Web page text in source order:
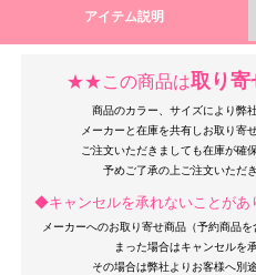
アイテム説明
★★この商品は取り
商品のカラー、サイズにより弊
メーカーと在庫を共有しお取り寄
ご注文いただきましても在庫が確
◆キャンセルを承れないことがあ
メーカーへのお取り寄せ商品（予約商品
まった場合はキャンセルを
その場合は弊社よりお客様へ別